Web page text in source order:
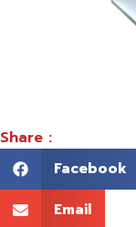
Share :
Facebook
Email